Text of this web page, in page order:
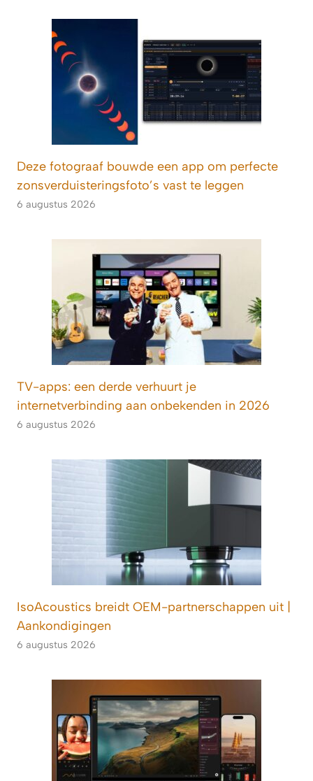
Deze fotograaf bouwde een app om perfecte
zonsverduisteringsfoto’s vast te leggen
6 augustus 2026
TV-apps: een derde verhuurt je
internetverbinding aan onbekenden in 2026
6 augustus 2026
IsoAcoustics breidt OEM-partnerschappen uit |
Aankondigingen
6 augustus 2026